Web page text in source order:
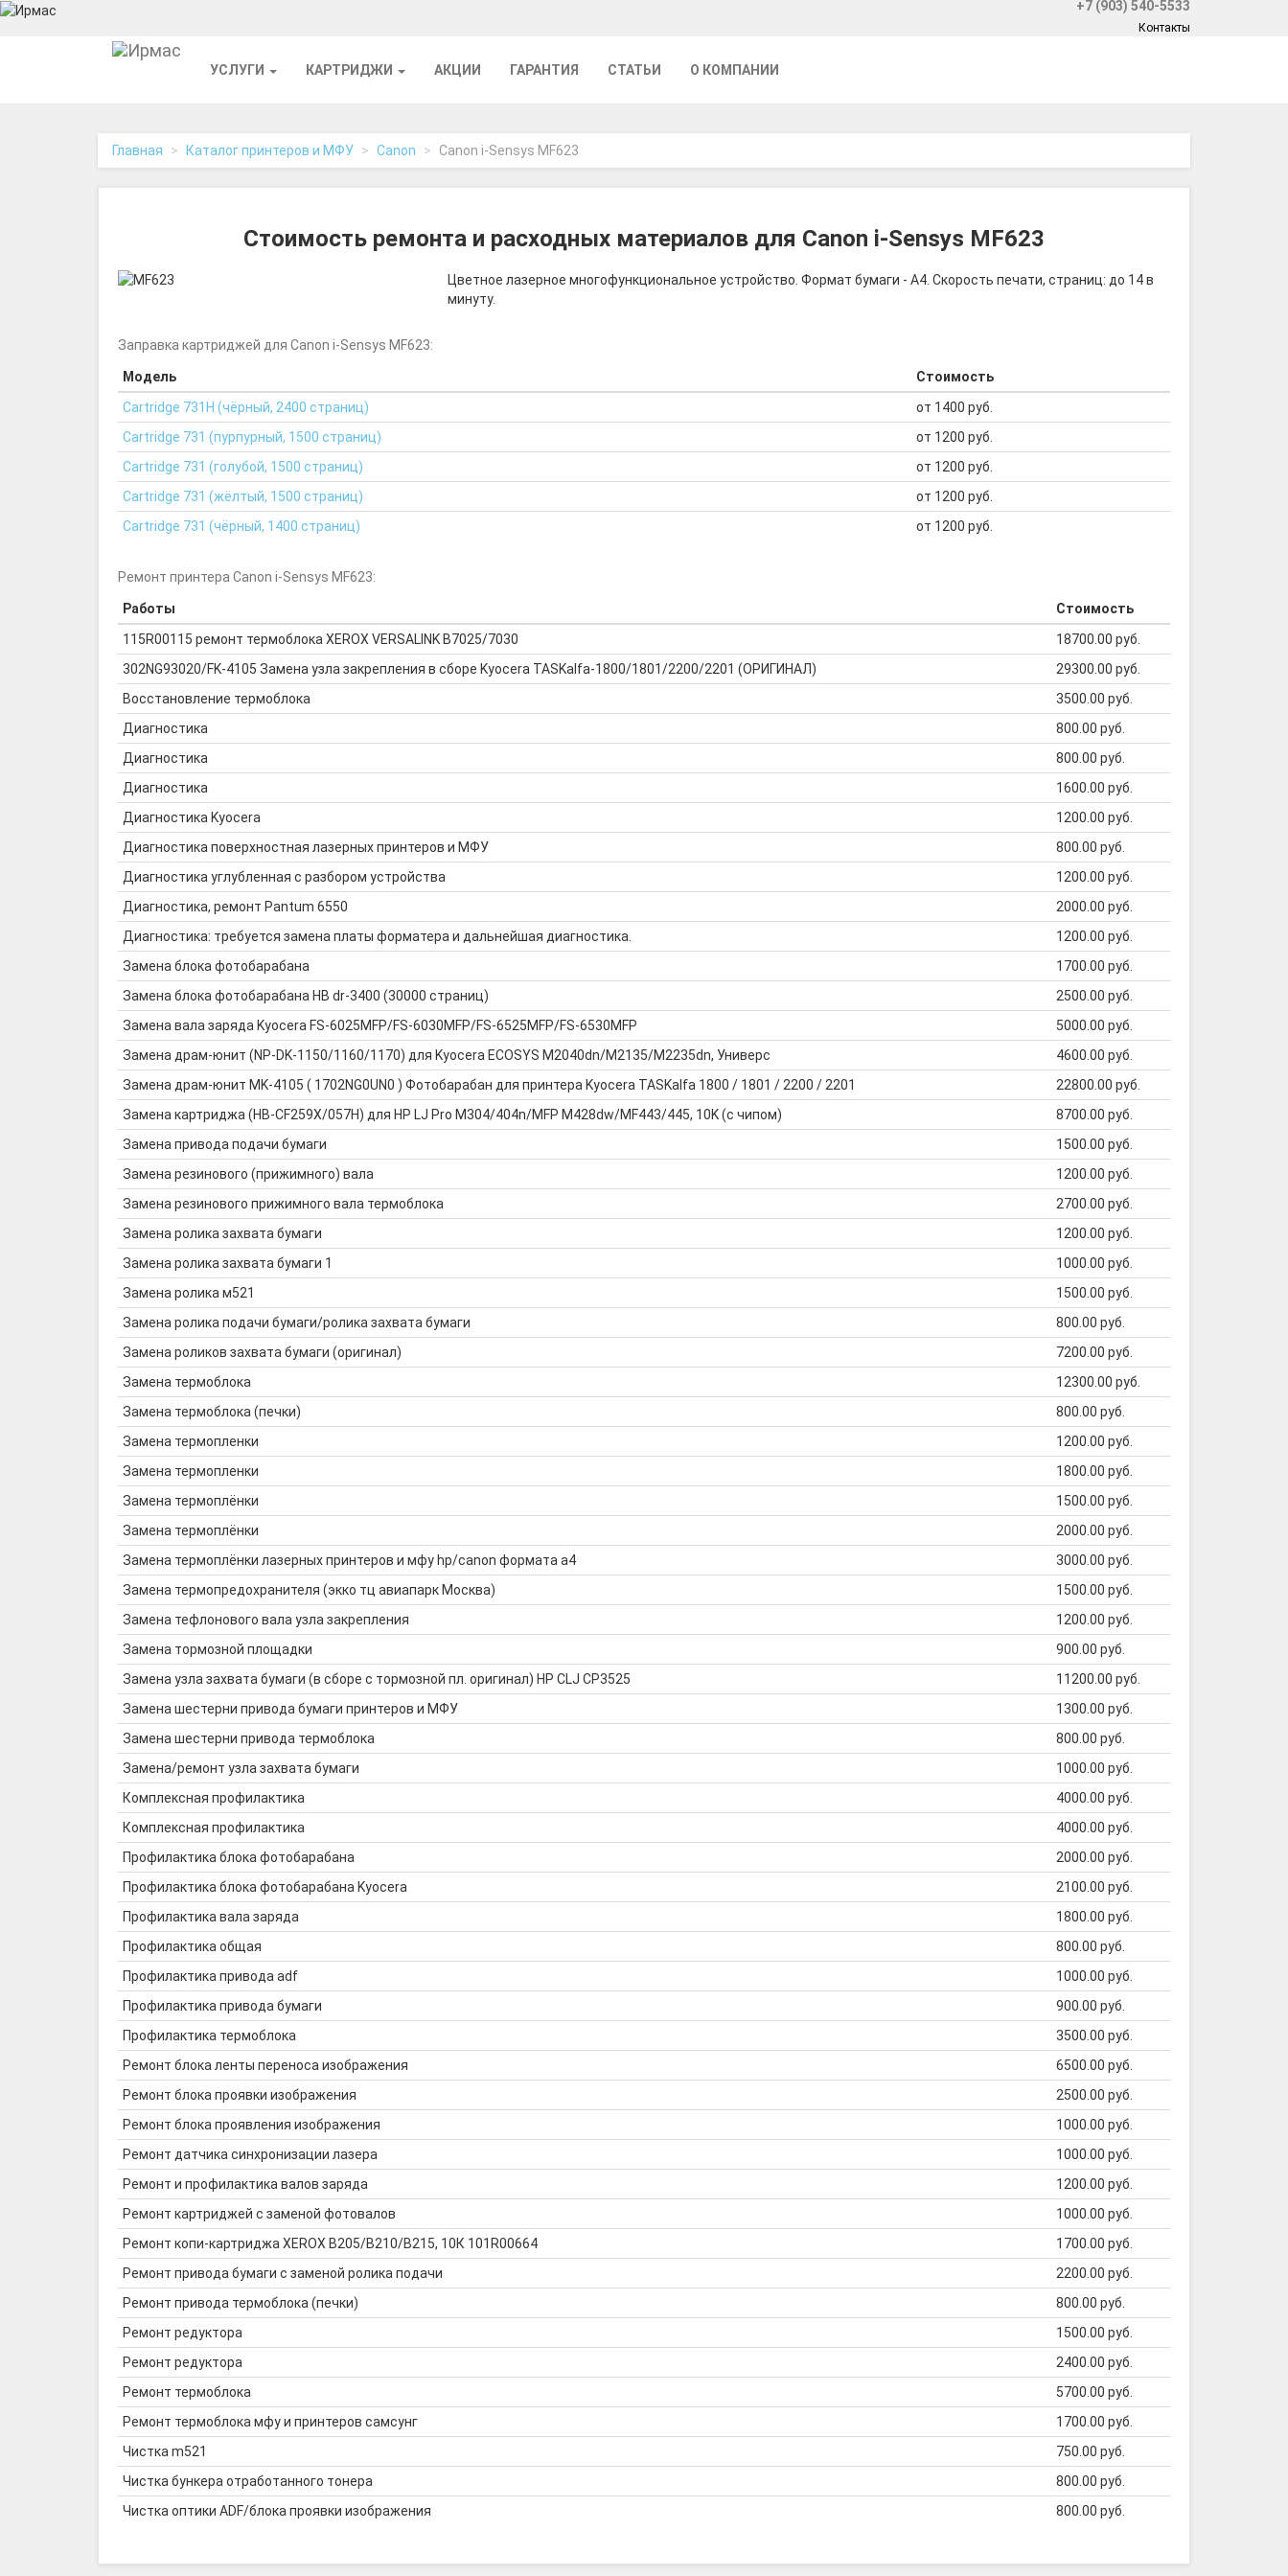
+7 (903) 540-5533
Контакты
УСЛУГИ КАРТРИДЖИ АКЦИИ ГАРАНТИЯ СТАТЬИ О КОМПАНИИ
Главная Каталог принтеров и МФУ Canon Canon i-Sensys MF623
Стоимость ремонта и расходных материалов для Canon i-Sensys MF623
Цветное лазерное многофункциональное устройство. Формат бумаги - A4. Скорость печати, страниц: до 14 в
минуту.
Заправка картриджей для Canon i-Sensys MF623:
Модель
Стоимость
Cartridge 731H (чёрный, 2400 страниц)
от 1400 руб.
Cartridge 731 (пурпурный, 1500 страниц)
от 1200 руб.
Cartridge 731 (голубой, 1500 страниц)
от 1200 руб.
Cartridge 731 (жёлтый, 1500 страниц)
от 1200 руб.
Cartridge 731 (чёрный, 1400 страниц)
от 1200 руб.
Ремонт принтера Canon i-Sensys MF623:
Работы
Стоимость
115R00115 ремонт термоблока XEROX VERSALINK B7025/7030
18700.00 руб.
302NG93020/FK-4105 Замена узла закрепления в сборе Kyocera TASKalfa-1800/1801/2200/2201 (ОРИГИНАЛ)
29300.00 руб.
Восстановление термоблока
3500.00 руб.
Диагностика
800.00 руб.
Диагностика
800.00 руб.
Диагностика
1600.00 руб.
Диагностика Kyocera
1200.00 руб.
Диагностика поверхностная лазерных принтеров и МФУ
800.00 руб.
Диагностика углубленная с разбором устройства
1200.00 руб.
Диагностика, ремонт Pantum 6550
2000.00 руб.
Диагностика: требуется замена платы форматера и дальнейшая диагностика.
1200.00 руб.
Замена блока фотобарабана
1700.00 руб.
Замена блока фотобарабана HB dr-3400 (30000 страниц)
2500.00 руб.
Замена вала заряда Kyocera FS-6025MFP/FS-6030MFP/FS-6525MFP/FS-6530MFP
5000.00 руб.
Замена драм-юнит (NP-DK-1150/1160/1170) для Kyocera ECOSYS M2040dn/M2135/M2235dn, Универс
4600.00 руб.
Замена драм-юнит MK-4105 ( 1702NG0UN0 ) Фотобарабан для принтера Kyocera TASKalfa 1800 / 1801 / 2200 / 2201
22800.00 руб.
Замена картриджа (HB-CF259X/057H) для HP LJ Pro M304/404n/MFP M428dw/MF443/445, 10K (с чипом)
8700.00 руб.
Замена привода подачи бумаги
1500.00 руб.
Замена резинового (прижимного) вала
1200.00 руб.
Замена резинового прижимного вала термоблока
2700.00 руб.
Замена ролика захвата бумаги
1200.00 руб.
Замена ролика захвата бумаги 1
1000.00 руб.
Замена ролика м521
1500.00 руб.
Замена ролика подачи бумаги/ролика захвата бумаги
800.00 руб.
Замена роликов захвата бумаги (оригинал)
7200.00 руб.
Замена термоблока
12300.00 руб.
Замена термоблока (печки)
800.00 руб.
Замена термопленки
1200.00 руб.
Замена термопленки
1800.00 руб.
Замена термоплёнки
1500.00 руб.
Замена термоплёнки
2000.00 руб.
Замена термоплёнки лазерных принтеров и мфу hp/canon формата а4
3000.00 руб.
Замена термопредохранителя (экко тц авиапарк Москва)
1500.00 руб.
Замена тефлонового вала узла закрепления
1200.00 руб.
Замена тормозной площадки
900.00 руб.
Замена узла захвата бумаги (в сборе с тормозной пл. оригинал) HP CLJ CP3525
11200.00 руб.
Замена шестерни привода бумаги принтеров и МФУ
1300.00 руб.
Замена шестерни привода термоблока
800.00 руб.
Замена/ремонт узла захвата бумаги
1000.00 руб.
Комплексная профилактика
4000.00 руб.
Комплексная профилактика
4000.00 руб.
Профилактика блока фотобарабана
2000.00 руб.
Профилактика блока фотобарабана Kyocera
2100.00 руб.
Профилактика вала заряда
1800.00 руб.
Профилактика общая
800.00 руб.
Профилактика привода adf
1000.00 руб.
Профилактика привода бумаги
900.00 руб.
Профилактика термоблока
3500.00 руб.
Ремонт блока ленты переноса изображения
6500.00 руб.
Ремонт блока проявки изображения
2500.00 руб.
Ремонт блока проявления изображения
1000.00 руб.
Ремонт датчика синхронизации лазера
1000.00 руб.
Ремонт и профилактика валов заряда
1200.00 руб.
Ремонт картриджей с заменой фотовалов
1000.00 руб.
Ремонт копи-картриджа XEROX B205/B210/B215, 10К 101R00664
1700.00 руб.
Ремонт привода бумаги с заменой ролика подачи
2200.00 руб.
Ремонт привода термоблока (печки)
800.00 руб.
Ремонт редуктора
1500.00 руб.
Ремонт редуктора
2400.00 руб.
Ремонт термоблока
5700.00 руб.
Ремонт термоблока мфу и принтеров самсунг
1700.00 руб.
Чистка m521
750.00 руб.
Чистка бункера отработанного тонера
800.00 руб.
Чистка оптики ADF/блока проявки изображения
800.00 руб.